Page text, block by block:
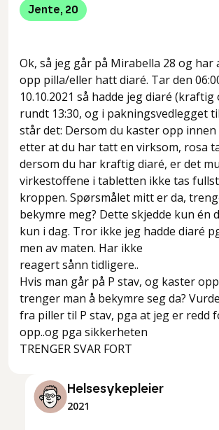
Jente, 20
Ok, så jeg går på Mirabella 28 og har
opp pilla/eller hatt diaré. Tar den
10.10.2021 så hadde jeg diaré
rundt 13:30, og i pakningsvedlegget
står det: Dersom du kaster opp
etter at du har tatt en virksom, rosa
dersom du har kraftig diaré, er det
virkestoffene i tabletten ikke tas
kroppen. Spørsmålet mitt er da,
bekymre meg? Dette skjedde kun én
kun i dag. Tror ikke jeg hadde diaré
men av maten. Har ikke
reagert sånn tidligere..
Hvis man går på P stav, og kaster
trenger man å bekymre seg da?
fra piller til P stav, pga at jeg er redd
opp..og pga sikkerheten
TRENGER SVAR FORT
Helsesykepleier
2021